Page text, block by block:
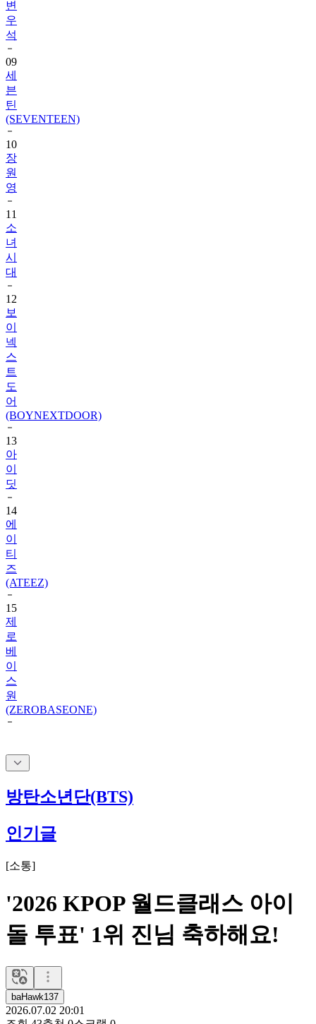
변
우
석
09
세
븐
틴
(SEVENTEEN)
10
장
원
영
11
소
녀
시
대
12
보
이
넥
스
트
도
어
(BOYNEXTDOOR)
13
아
이
딧
14
에
이
티
즈
(ATEEZ)
15
제
로
베
이
스
원
(ZEROBASEONE)
방탄소년단(BTS)
인기글
[소통]
'2026 KPOP 월드클래스 아이
돌 투표' 1위 진님 축하해요!
baHawk137
2026.07.02 20:01